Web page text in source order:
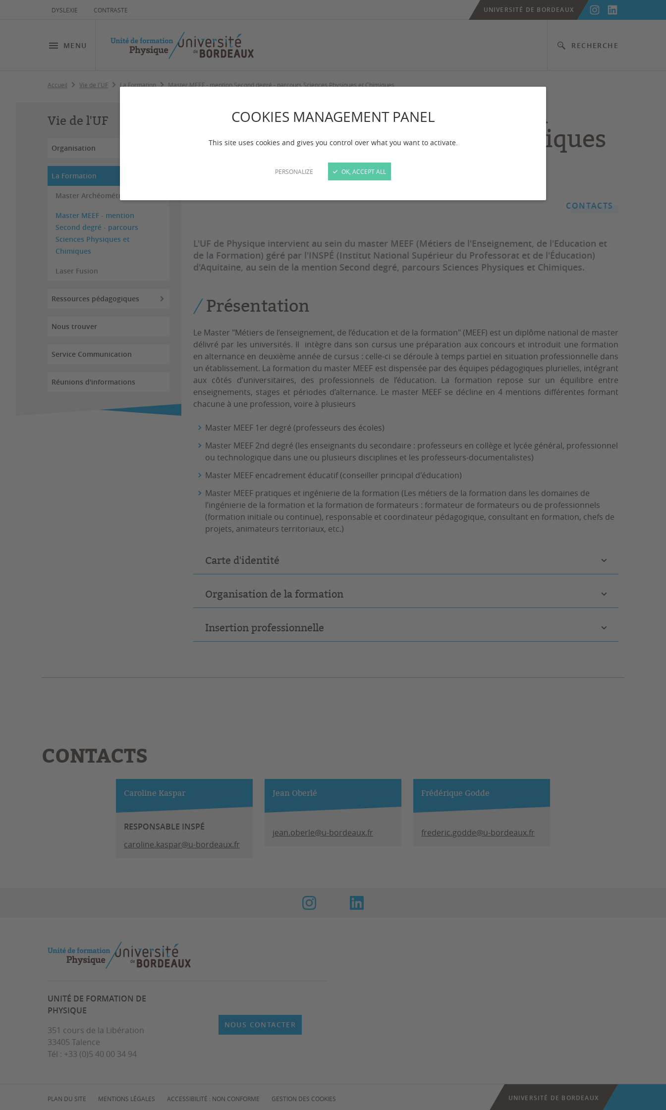
COOKIES MANAGEMENT PANEL
This site uses cookies and gives you control over what you want to activate.
PERSONALIZE OK, ACCEPT ALL
DYSLEXIE CONTRASTE
MENU RECHERCHE
UNIVERSITÉ DE BORDEAUX
Accueil Vie de l'UF La Formation Master MEEF - mention Second degré - parcours Sciences Physiques et Chimiques
Vie de l'UF
Organisation
La Formation
Master Archéométrie
Master MEEF - mention
Second degré - parcours
Sciences Physiques et
Chimiques
Laser Fusion
Ressources pédagogiques
Nous trouver
Service Communication
Réunions d'informations
Master MEEF - mention Second
degré - parcours Sciences Physiques
et Chimiques
CONTACTS
L'UF de Physique intervient au sein du master MEEF (Métiers de l'Enseignement, de l'Education et
de la Formation) géré par l'INSPÉ (Institut National Supérieur du Professorat et de l'Éducation)
d'Aquitaine, au sein de la mention Second degré, parcours Sciences Physiques et Chimiques.
Présentation
Le Master "Métiers de l’enseignement, de l’éducation et de la formation" (MEEF) est un diplôme national de master
délivré par les universités. Il intègre dans son cursus une préparation aux concours et introduit une formation
en alternance en deuxième année de cursus : celle-ci se déroule à temps partiel en situation professionnelle dans
un établissement. La formation du master MEEF est dispensée par des équipes pédagogiques plurielles, intégrant
aux côtés d’universitaires, des professionnels de l’éducation. La formation repose sur un équilibre entre
enseignements, stages et périodes d’alternance. Le master MEEF se décline en 4 mentions différentes formant
chacune à une profession, voire à plusieurs
Master MEEF 1er degré (professeurs des écoles)
Master MEEF 2nd degré (les enseignants du secondaire : professeurs en collège et lycée général, professionnel
ou technologique dans une ou plusieurs disciplines et les professeurs-documentalistes)
Master MEEF encadrement éducatif (conseiller principal d'éducation)
Master MEEF pratiques et ingénierie de la formation (Les métiers de la formation dans les domaines de
l’ingénierie de la formation et la formation de formateurs : formateur de formateurs ou de professionnels
(formation initiale ou continue), responsable et coordinateur pédagogique, consultant en formation, chefs de
projets, animateurs territoriaux, etc.)
Carte d'identité
Organisation de la formation
Insertion professionnelle
CONTACTS
Caroline Kaspar
RESPONSABLE INSPÉ
caroline.kaspar@u-bordeaux.fr
Jean Oberlé
jean.oberle@u-bordeaux.fr
Frédérique Godde
frederic.godde@u-bordeaux.fr
UNITÉ DE FORMATION DE
PHYSIQUE
351 cours de la Libération
33405 Talence
Tél : +33 (0)5 40 00 34 94
NOUS CONTACTER
PLAN DU SITE MENTIONS LÉGALES ACCESSIBILITÉ : NON CONFORME GESTION DES COOKIES UNIVERSITÉ DE BORDEAUX